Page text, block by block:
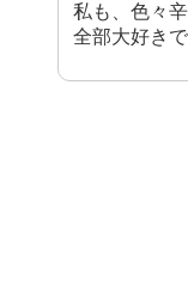
私も、色々
全部大好き